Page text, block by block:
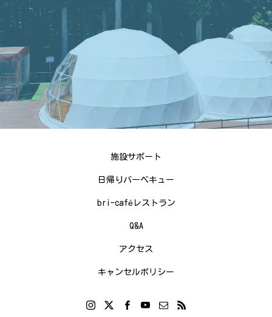
施設サポート
日帰りバーベキュー
bri-caféレストラン
Q&A
アクセス
キャンセルポリシー